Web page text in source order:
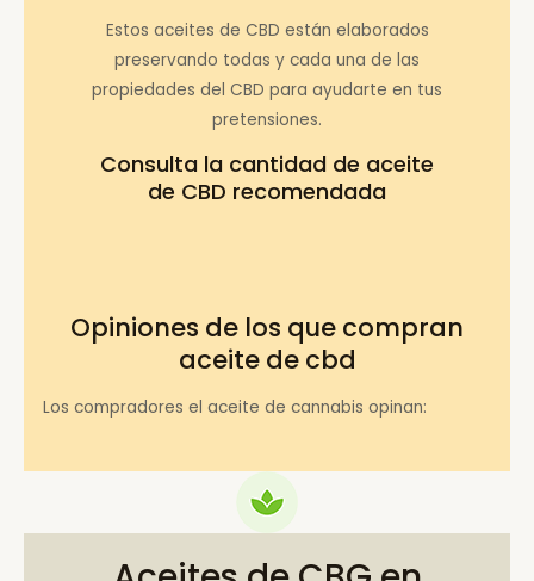
Estos aceites de CBD están elaborados
preservando todas y cada una de las
propiedades del CBD para ayudarte en tus
pretensiones.
Consulta la cantidad de aceite
de CBD recomendada
Opiniones de los que compran
aceite de cbd
Los compradores el aceite de cannabis opinan: